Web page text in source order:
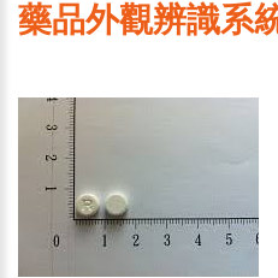
藥品外觀辨識系